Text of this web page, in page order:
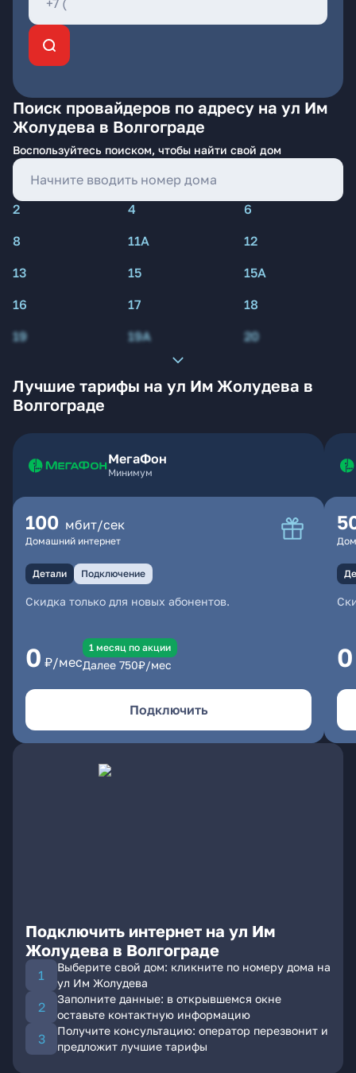
Поиск провайдеров по адресу на ул Им
Жолудева в Волгограде
Воспользуйтесь поиском, чтобы найти свой дом
2 4
6
8
11А
12
13
15
15А
16
17
18
19
19А 20
Лучшие тарифы на ул Им Жолудева в
Волгограде
МегаФон
Минимум
100 мбит/сек
Домашний интернет
Детали Подключение
Скидка только для новых абонентов.
0 ₽/мес
1 месяц по акции
Далее 750₽/мес
Подключить
0
Подключить интернет на ул Им
Жолудева в Волгограде
Выберите свой дом: кликните по номеру дома на
ул Им Жолудева
Заполните данные: в открывшемся окне
оставьте контактную информацию
Получите консультацию: оператор перезвонит и
предложит лучшие тарифы